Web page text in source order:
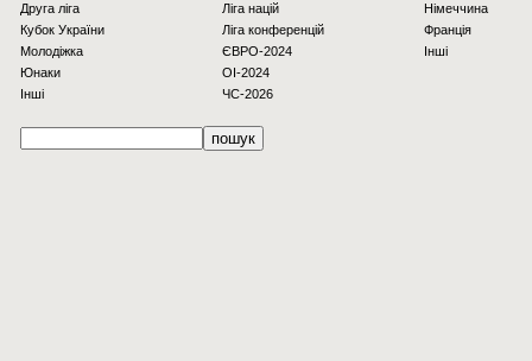
Друга ліга
Кубок України
Молодіжка
Юнаки
Інші
Ліга націй
Ліга конференцій
ЄВРО-2024
OI-2024
ЧС-2026
Німеччина
Франція
Інші